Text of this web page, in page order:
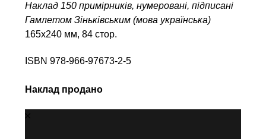
Наклад 150 примірників, нумеровані, підписані
Гамлетом Зіньківським (мова українська)
165х240 мм, 84 стор.
ISBN 978-966-97673-2-5
Наклад продано